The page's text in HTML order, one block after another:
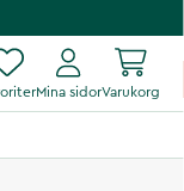
Mina sidorVarukorg